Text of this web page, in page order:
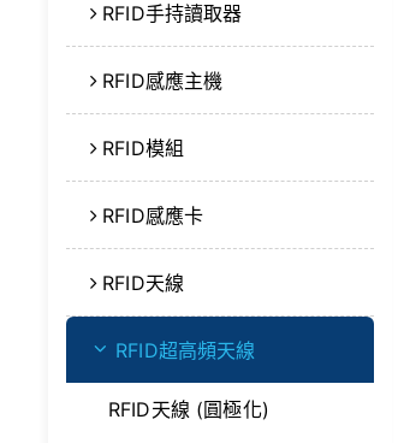
RFID手持讀取器
RFID感應主機
RFID模組
RFID感應卡
RFID天線
RFID超高頻天線
RFID天線 (圓極化)